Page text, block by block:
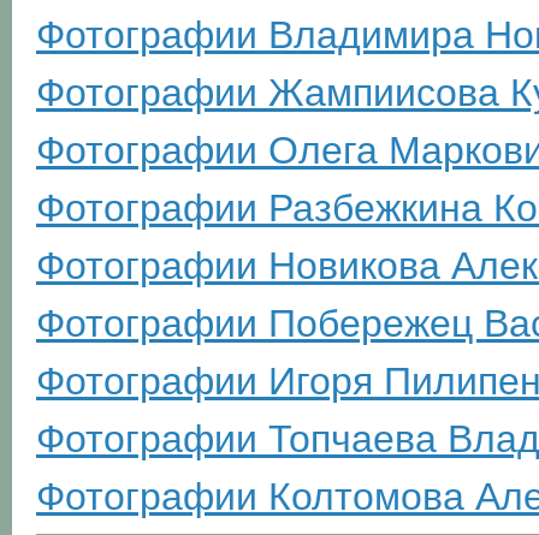
Фотографии Владимира
Фотографии Жампиисова
Фотографии Олега
Фотографии Разбежкина
Фотографии Новикова
Фотографии Побережец
Фотографии Игоря
Фотографии Топчаева
Фотографии Колтомова